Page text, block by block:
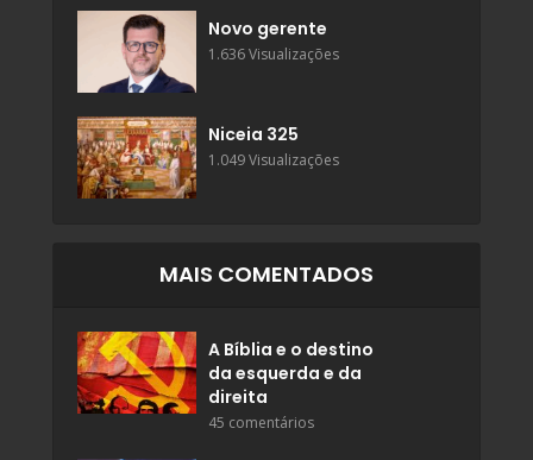
Novo gerente
1.636 Visualizações
Niceia 325
1.049 Visualizações
MAIS COMENTADOS
A Bíblia e o destino
da esquerda e da
direita
45 comentários